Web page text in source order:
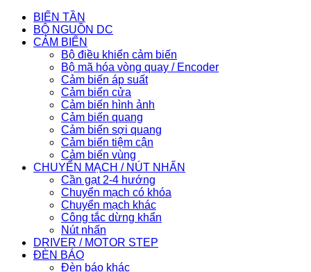
BIẾN TẦN
BỘ NGUỒN DC
CẢM BIẾN
Bộ điều khiển cảm biến
Bộ mã hóa vòng quay / Encoder
Cảm biến áp suất
Cảm biến cửa
Cảm biến hình ảnh
Cảm biến quang
Cảm biến sợi quang
Cảm biến tiệm cận
Cảm biến vùng
CHUYỂN MẠCH / NÚT NHẤN
Cần gạt 2-4 hướng
Chuyển mạch có khóa
Chuyển mạch khác
Công tắc dừng khẩn
Nút nhấn
DRIVER / MOTOR STEP
ĐÈN BÁO
Đèn báo khác